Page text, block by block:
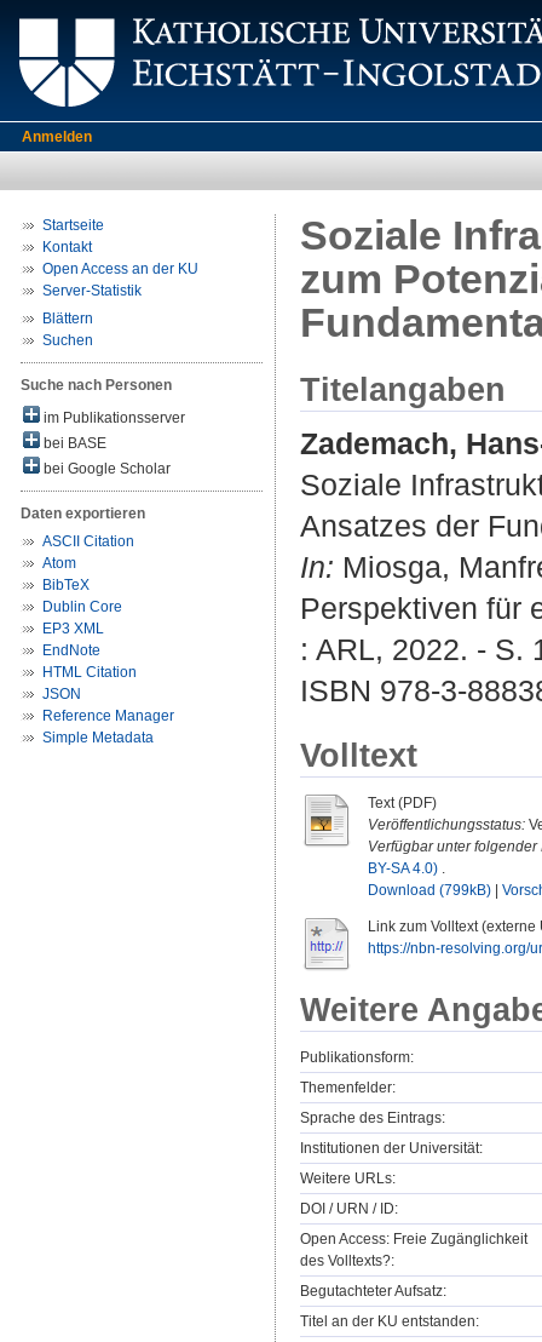
Anmelden
Startseite
Kontakt
Open Access an der KU
Server-Statistik
Blättern
Suchen
Suche nach Personen
im Publikationsserver
bei BASE
bei Google Scholar
Daten exportieren
ASCII Citation
Atom
BibTeX
Dublin Core
EP3 XML
EndNote
HTML Citation
JSON
Reference Manager
Simple Metadata
Soziale
zum
Titelangaben
Zademach,
Soziale
Ansatzes der
In: Miosga,
Perspektiven für
: ARL, 2022. - S.
ISBN 978-3-
Volltext
Text (PDF)
Veröffentlichungsstatus:
Verfügbar unter folgender
BY-SA 4.0) .
Download (799kB)
Link zum Volltext (externe
https://nbn-resolving.org/
Weitere
Publikationsform:
Themenfelder:
Sprache des Eintrags:
Institutionen der Universität:
Weitere URLs:
DOI / URN / ID:
Open Access: Freie Zugänglichkeit
des Volltexts?:
Begutachteter Aufsatz:
Titel an der KU entstanden: